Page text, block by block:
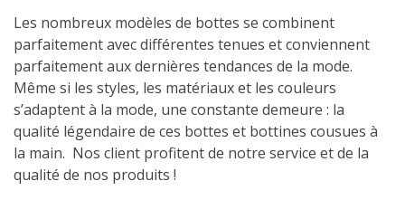
Les nombreux modèles de bottes se combinent
parfaitement avec différentes tenues et conviennent
parfaitement aux dernières tendances de la mode.
Même si les styles, les matériaux et les couleurs
s’adaptent à la mode, une constante demeure : la
qualité légendaire de ces bottes et bottines cousues à
la main. Nos client profitent de notre service et de la
qualité de nos produits !